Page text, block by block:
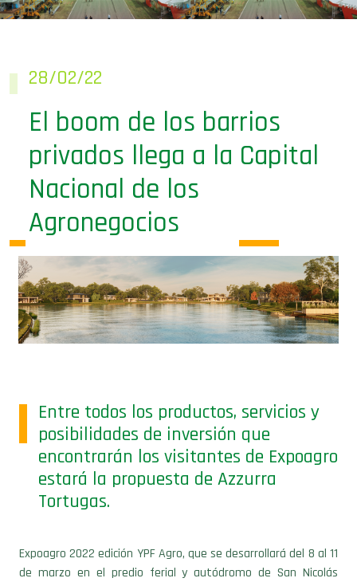
28/02/22
El boom de los barrios
privados llega a la Capital
Nacional de los
Agronegocios
Entre todos los productos, servicios y
posibilidades de inversión que
encontrarán los visitantes de Expoagro
estará la propuesta de Azzurra
Tortugas.
Expoagro 2022 edición YPF Agro, que se desarrollará del 8 al 11
de marzo en el predio ferial y autódromo de San Nicolás